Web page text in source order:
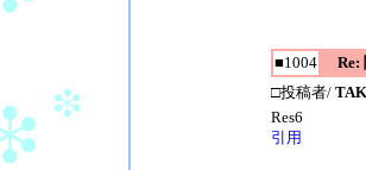
■1004
Re:
□投稿者/
Res6
引用